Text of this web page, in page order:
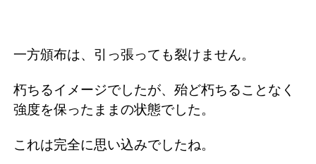
一方頒布は、引っ張っても裂けません。
朽ちるイメージでしたが、殆ど朽ちることなく
強度を保ったままの状態でした。
これは完全に思い込みでしたね。